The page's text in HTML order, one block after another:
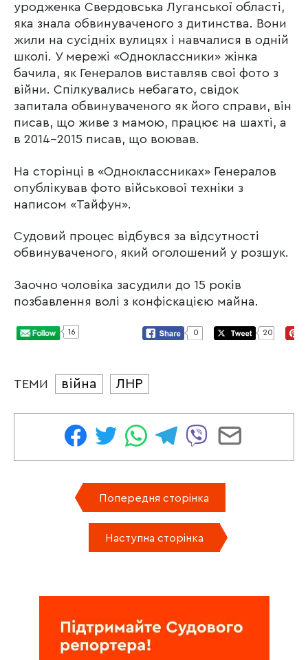
уродженка Свердовська Луганської області,
яка знала обвинуваченого з дитинства. Вони
жили на сусідніх вулицях і навчалися в одній
школі. У мережі «Одноклассники» жінка
бачила, як Генералов виставляв свої фото з
війни. Спілкувались небагато, свідок
запитала обвинуваченого як його справи, він
писав, що живе з мамою, працює на шахті, а
в 2014-2015 писав, що воював.
На сторінці в «Одноклассниках» Генералов
опублікував фото військової техніки з
написом «Тайфун».
Судовий процес відбувся за відсутності
обвинуваченого, який оголошений у розшук.
Заочно чоловіка засудили до 15 років
позбавлення волі з конфіскацією майна.
16 0 20
ТЕМИ війна ЛНР
Попередня сторінка
Наступна сторінка